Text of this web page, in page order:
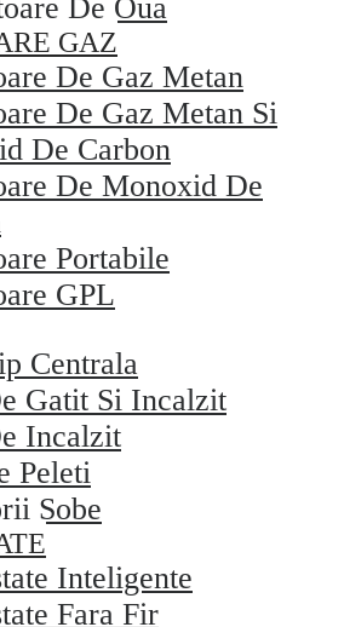
De Oua
GAZ
De Gaz Metan
De Gaz Metan Si
De Carbon
De Monoxid De
Portabile
GPL
Centrala
Gatit Si Incalzit
Incalzit
Peleti
Sobe
Inteligente
Fara Fir